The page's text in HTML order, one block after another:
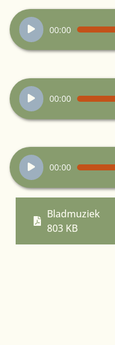
Audiospeler
00:00
Audiospeler
00:00
Audiospeler
00:00
Bladmuziek
803 KB